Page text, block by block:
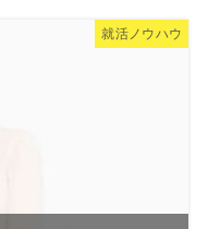
就活ノウハウ